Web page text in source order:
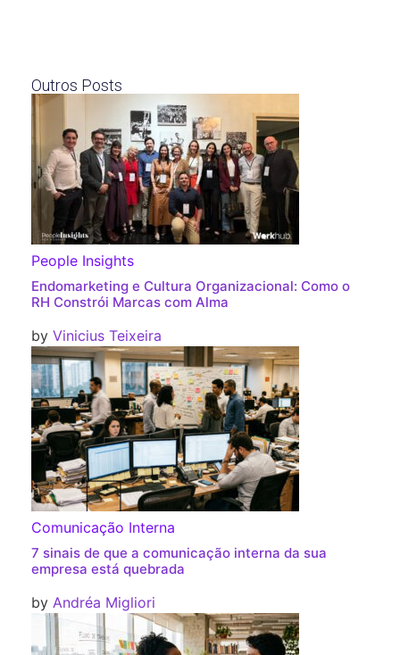
Outros Posts
People Insights
Endomarketing e Cultura Organizacional: Como o
RH Constrói Marcas com Alma
by Vinicius Teixeira
Comunicação Interna
7 sinais de que a comunicação interna da sua
empresa está quebrada
by Andréa Migliori